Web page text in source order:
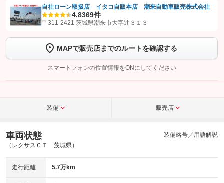
【STEP1】認証画面でグーネットを友だち追加してから「許可する」ボタンを押
トーク画面で
ボタンをタップして問い合わせを
完了してください。
こちら
自社ローン取扱店 イタコ自販本店 潮来自動車販売株式会社
4.8369件
〒311-2421 茨城県潮来市大字辻３１３
MAPで販売店までのルートを確認する
スマートフォンの位置情報をONにしてください
装備 販売店
車両状態
（レクサスＣＴ 茨城県）
装備略号／用語解説
走行距離 5.7万km